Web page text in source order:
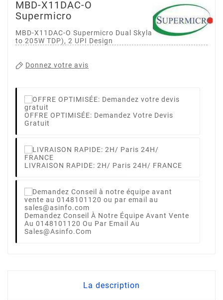
MBD-X11DAC-O
Supermicro
MBD-X11DAC-O Supermicro Dual Skylake (Socket P up
to 205W TDP), 2 UPI Design
Donnez votre avis
OFFRE OPTIMISÉE: Demandez Votre Devis
Gratuit
LIVRAISON RAPIDE: 2H/ Paris 24H/ FRANCE
Demandez Conseil À Notre Équipe Avant Vente
Au 0148101120 Ou Par Email Au
Sales@asinfo.com
La description